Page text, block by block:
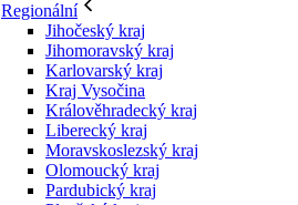
Regionální
Jihočeský kraj
Jihomoravský kraj
Karlovarský kraj
Kraj Vysočina
Králověhradecký kraj
Liberecký kraj
Moravskoslezský kraj
Olomoucký kraj
Pardubický kraj